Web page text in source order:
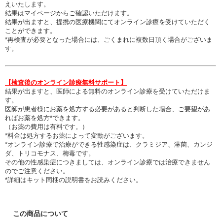
えいたします。
結果はマイページからご確認いただけます。
結果が出ますと、提携の医療機関にてオンライン診療を受けていただく
ことができます。
*再検査が必要となった場合には、ごくまれに複数日頂く場合がございま
す。
【検査後のオンライン診療無料サポート】
結果が出ますと、医師による無料のオンライン診療を受けていただけま
す。
医師が患者様にお薬を処方する必要があると判断した場合、ご要望があ
ればお薬を処方*できます。
（お薬の費用は有料です。）
*料金は処方するお薬によって変動がございます。
*オンライン診療で治療ができる性感染症は、クラミジア、淋菌、カンジ
ダ、トリコモナス、梅毒です。
その他の性感染症につきましては、オンライン診療では治療できません
のでご注意ください。
*詳細はキット同梱の説明書をお読みください。
この商品について